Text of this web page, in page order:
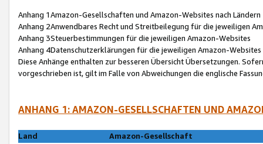
Anhang 1Amazon-Gesellschaften und Amazon-Websites nach Ländern
Anhang 2Anwendbares Recht und Streitbeilegung für die jeweiligen
Anhang 3Steuerbestimmungen für die jeweiligen Amazon-Websites
Anhang 4Datenschutzerklärungen für die jeweiligen Amazon-Websites
Diese Anhänge enthalten zur besseren Übersicht Übersetzungen.
vorgeschrieben ist, gilt im Falle von Abweichungen die englische
ANHANG 1: AMAZON-GESELLSCHAFTEN UND
Land
Amazon-Gesellschaft